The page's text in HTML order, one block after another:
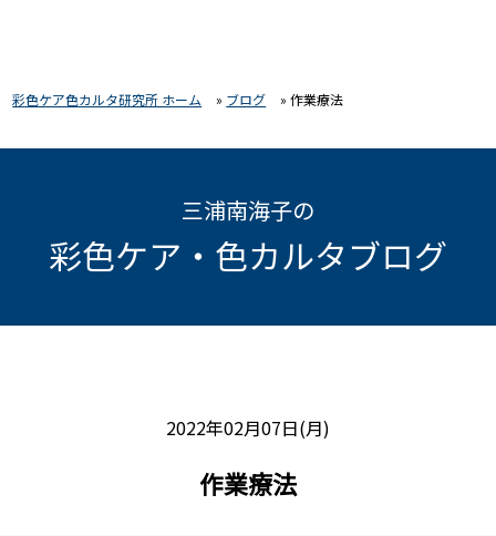
彩色ケア色カルタ研究所 ホーム » ブログ »作業療法
三浦南海子の
彩色ケア・色カルタブログ
2022年02月07日(月)
作業療法